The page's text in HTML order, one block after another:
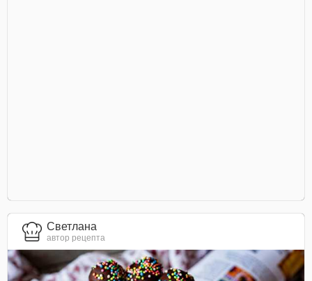
Светлана
автор рецепта